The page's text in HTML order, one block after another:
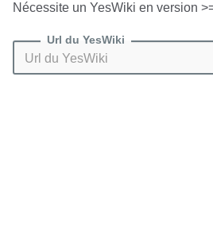
Nécessite un YesWiki en version
Url du YesWiki